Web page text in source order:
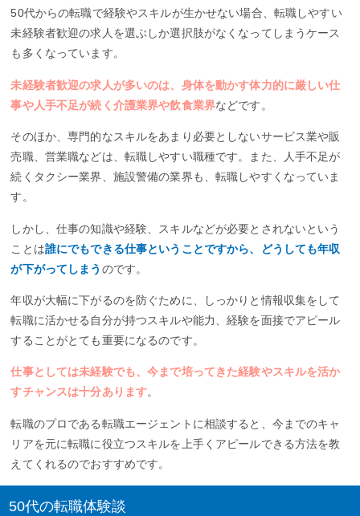
50代からの転職で経験やスキルが生かせない場合、転職しやすい
未経験者歓迎の求人を選ぶしか選択肢がなくなってしまうケース
も多くなっています。
未経験者歓迎の求人が多いのは、身体を動かす体力的に厳しい仕
事や人手不足が続く介護業界や飲食業界などです。
そのほか、専門的なスキルをあまり必要としないサービス業や販
売職、営業職などは、転職しやすい職種です。また、人手不足が
続くタクシー業界、施設警備の業界も、転職しやすくなっていま
す。
しかし、仕事の知識や経験、スキルなどが必要とされないという
ことは誰にでもできる仕事ということですから、どうしても年収
が下がってしまう のです。
年収が大幅に下がるのを防ぐために、しっかりと情報収集をして
転職に活かせる自分が持つスキルや能力、経験を面接でアピール
することがとても重要になるのです。
仕事としては未経験でも、今まで培ってきた経験やスキルを活か
すチャンスは十分あります。
転職のプロである転職エージェントに相談すると、今までのキャ
リアを元に転職に役立つスキルを上手くアピールできる方法を教
えてくれるのでおすすめです。
50代の転職体験談